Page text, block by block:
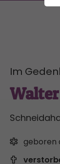
Im
Walter
geboren